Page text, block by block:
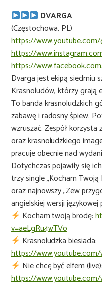
DVARGA
(Częstochowa, PL)
https://www.youtube.com/
https://
https://
Dvarga jest ekipą siedmiu
Krasnoludów, którzy grają
To banda krasnoludzkich
zabawę i radosny śpiew.
wzruszać. Zespół
oraz krasnoludzkiego
pracuje obecnie nad
Dotychczas pojawiły się ich
trzy single „Kocham Twoją
oraz najnowszy „Zew
angielskiej wersji językowej
Kocham twoją brodę:
v=aeLgRu4wTVo
Krasnoludzka biesiada:
https://www.youtube.com/
Nie chcę być elfem (live):
https://